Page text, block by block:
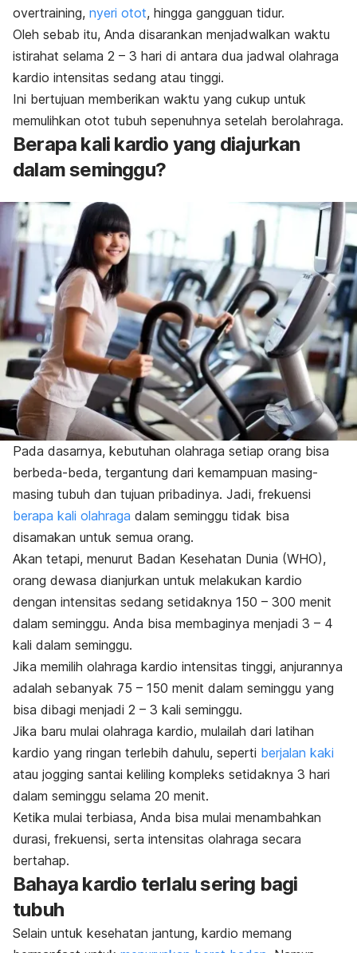
overtraining, nyeri otot, hingga gangguan tidur.
Oleh sebab itu, Anda disarankan menjadwalkan waktu
istirahat selama 2 – 3 hari di antara dua jadwal olahraga
kardio intensitas sedang atau tinggi.
Ini bertujuan memberikan waktu yang cukup untuk
memulihkan otot tubuh sepenuhnya setelah berolahraga.
Berapa kali kardio yang diajurkan
dalam seminggu?
Pada dasarnya, kebutuhan olahraga setiap orang bisa
berbeda-beda, tergantung dari kemampuan masing-
masing tubuh dan tujuan pribadinya. Jadi, frekuensi
berapa kali olahraga dalam seminggu tidak bisa
disamakan untuk semua orang.
Akan tetapi, menurut Badan Kesehatan Dunia (WHO),
orang dewasa dianjurkan untuk melakukan kardio
dengan intensitas sedang setidaknya 150 – 300 menit
dalam seminggu. Anda bisa membaginya menjadi 3 – 4
kali dalam seminggu.
Jika memilih olahraga kardio intensitas tinggi, anjurannya
adalah sebanyak 75 – 150 menit dalam seminggu yang
bisa dibagi menjadi 2 – 3 kali seminggu.
Jika baru mulai olahraga kardio, mulailah dari latihan
kardio yang ringan terlebih dahulu, seperti berjalan kaki
atau jogging santai keliling kompleks setidaknya 3 hari
dalam seminggu selama 20 menit.
Ketika mulai terbiasa, Anda bisa mulai menambahkan
durasi, frekuensi, serta intensitas olahraga secara
bertahap.
Bahaya kardio terlalu sering bagi
tubuh
Selain untuk kesehatan jantung, kardio memang